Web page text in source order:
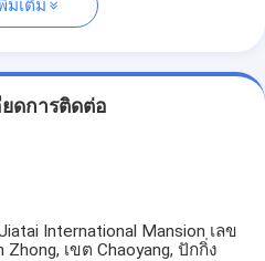
มเติม
ยดการติดต่อ
International Mansion เลข
เขต Chaoyang, ปักกิ่ง